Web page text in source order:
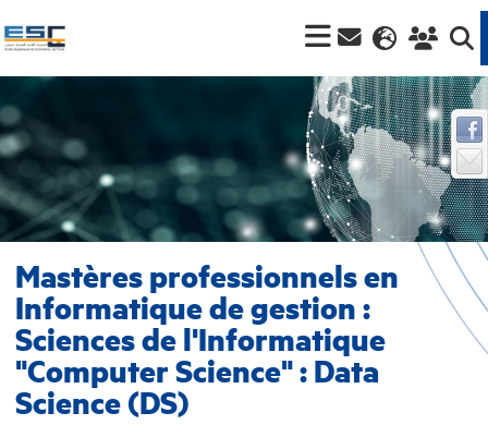
Mastères professionnels en
Informatique de gestion :
Sciences de l'Informatique
"Computer Science" : Data
Science (DS)